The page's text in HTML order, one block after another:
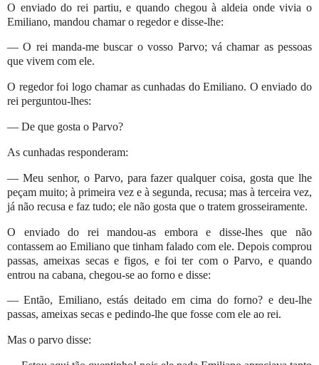
O enviado do rei partiu, e quando chegou à aldeia onde vivia o
Emiliano, mandou chamar o regedor e disse-lhe:
— O rei manda-me buscar o vosso Parvo; vá chamar as pessoas
que vivem com ele.
O regedor foi logo chamar as cunhadas do Emiliano. O enviado do
rei perguntou-lhes:
— De que gosta o Parvo?
As cunhadas responderam:
— Meu senhor, o Parvo, para fazer qualquer coisa, gosta que lhe
peçam muito; à primeira vez e à segunda, recusa; mas à terceira vez,
já não recusa e faz tudo; ele não gosta que o tratem grosseiramente.
O enviado do rei mandou-as embora e disse-lhes que não
contassem ao Emiliano que tinham falado com ele. Depois comprou
passas, ameixas secas e figos, e foi ter com o Parvo, e quando
entrou na cabana, chegou-se ao forno e disse:
— Então, Emiliano, estás deitado em cima do forno? e deu-lhe
passas, ameixas secas e pedindo-lhe que fosse com ele ao rei.
Mas o parvo disse: